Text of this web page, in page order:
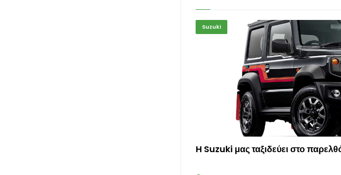
Suzuki
Η Suzuki μας ταξιδεύει στο